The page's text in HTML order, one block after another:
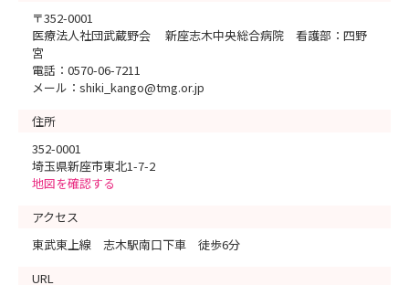
〒352-0001
医療法人社団武蔵野会 新座志木中央総合病院 看護部：四野
宮
電話：0570-06-7211
メール：shiki_kango@tmg.or.jp
住所
352-0001
埼玉県新座市東北1-7-2
地図を確認する
アクセス
東武東上線 志木駅南口下車 徒歩6分
URL